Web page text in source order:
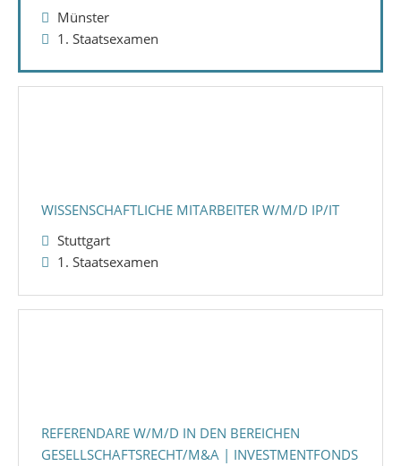
Münster
1. Staatsexamen
WISSENSCHAFTLICHE MITARBEITER W/M/D IP/IT
Stuttgart
1. Staatsexamen
REFERENDARE W/M/D IN DEN BEREICHEN
GESELLSCHAFTSRECHT/M&A | INVESTMENTFONDS